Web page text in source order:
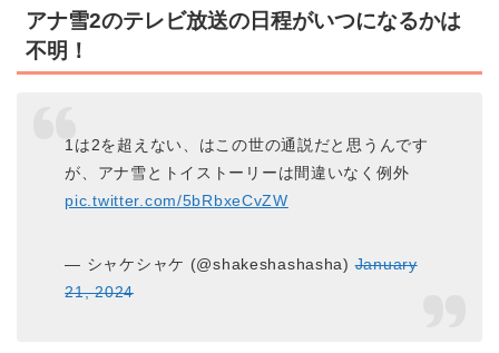
アナ雪2のテレビ放送の日程がいつになるかは
不明！
1は2を超えない、はこの世の通説だと思うんです
が、アナ雪とトイストーリーは間違いなく例外
pic.twitter.com/5bRbxeCvZW
— シャケシャケ (@shakeshashasha)January
21, 2024